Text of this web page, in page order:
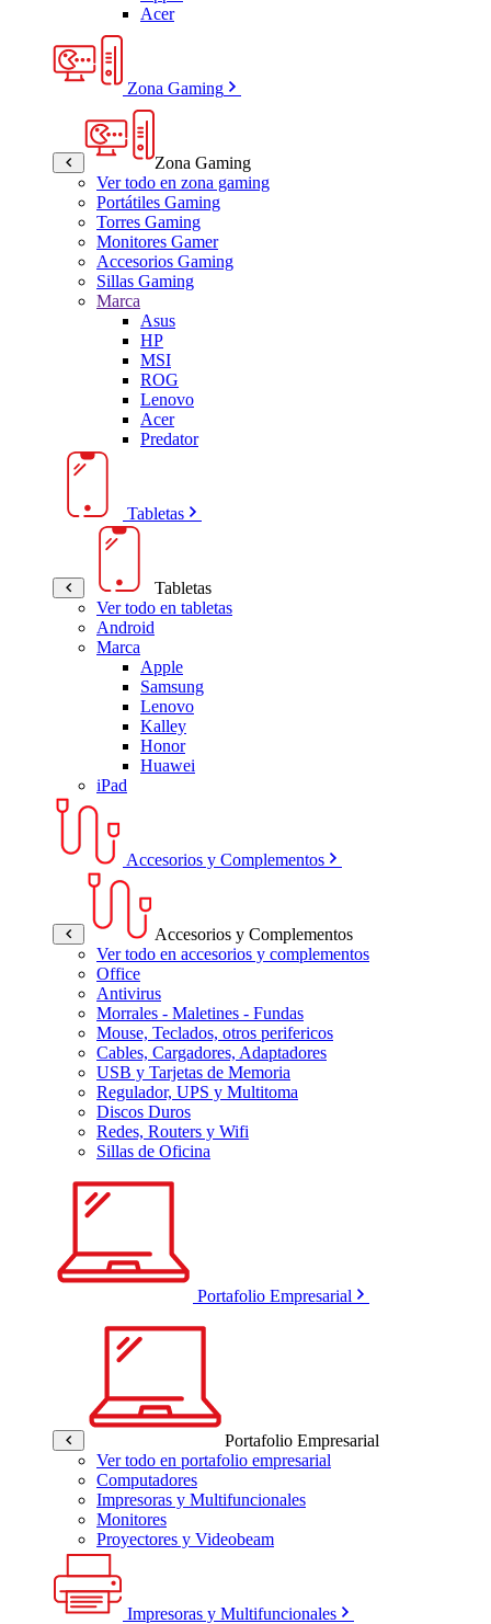
Acer
Zona Gaming
Zona Gaming
Ver todo en zona gaming
Portátiles Gaming
Torres Gaming
Monitores Gamer
Accesorios Gaming
Sillas Gaming
Marca
Asus
HP
MSI
ROG
Lenovo
Acer
Predator
Tabletas
Tabletas
Ver todo en tabletas
Android
Marca
Apple
Samsung
Lenovo
Kalley
Honor
Huawei
iPad
Accesorios y Complementos
Accesorios y Complementos
Ver todo en accesorios y complementos
Office
Antivirus
Morrales - Maletines - Fundas
Mouse, Teclados, otros perifericos
Cables, Cargadores, Adaptadores
USB y Tarjetas de Memoria
Regulador, UPS y Multitoma
Discos Duros
Redes, Routers y Wifi
Sillas de Oficina
Portafolio Empresarial
Portafolio Empresarial
Ver todo en portafolio empresarial
Computadores
Impresoras y Multifuncionales
Monitores
Proyectores y Videobeam
Impresoras y Multifuncionales